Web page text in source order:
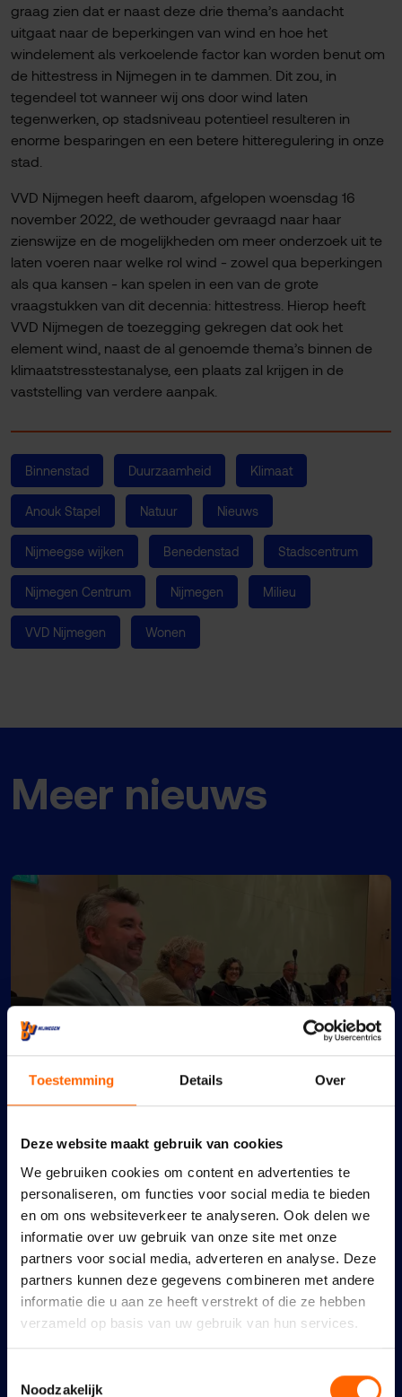
Toestemming Details Over
Deze website maakt gebruik van cookies
We gebruiken cookies om content en advertenties te
personaliseren, om functies voor social media te bieden
en om ons websiteverkeer te analyseren. Ook delen we
informatie over uw gebruik van onze site met onze
partners voor social media, adverteren en analyse. Deze
partners kunnen deze gegevens combineren met andere
informatie die u aan ze heeft verstrekt of die ze hebben
verzameld op basis van uw gebruik van hun services.
Noodzakelijk
graag zien dat er naast deze drie thema’s aandacht
uitgaat naar de beperkingen van wind en hoe het
windelement als verkoelende factor kan worden benut om
de hittestress in Nijmegen in te dammen. Dit zou, in
tegendeel tot wanneer wij ons door wind laten
tegenwerken, op stadsniveau potentieel resulteren in
enorme besparingen en een betere hitteregulering in onze
stad.
VVD Nijmegen heeft daarom, afgelopen woensdag 16
november 2022, de wethouder gevraagd naar haar
zienswijze en de mogelijkheden om meer onderzoek uit te
laten voeren naar welke rol wind - zowel qua beperkingen
als qua kansen - kan spelen in een van de grote
vraagstukken van dit decennia: hittestress. Hierop heeft
VVD Nijmegen de toezegging gekregen dat ook het
element wind, naast de al genoemde thema’s binnen de
klimaatstresstestanalyse, een plaats zal krijgen in de
vaststelling van verdere aanpak.
Binnenstad Duurzaamheid Klimaat
Anouk Stapel Natuur Nieuws
Nijmeegse wijken Benedenstad Stadscentrum
Nijmegen Centrum Nijmegen Milieu
VVD Nijmegen Wonen
Meer nieuws
Maidenspeech Dennis
Walraven
10 juli 2026